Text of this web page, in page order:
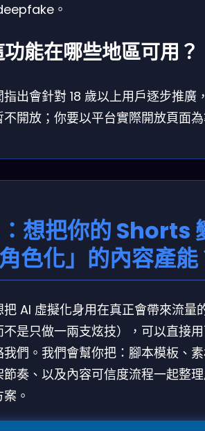
。
能在哪些地區可用？
指出會針對 18 歲以上用戶逐步推廣
不開放；你要以平台實際開放頁面
想把你的 Shorts
色化」的內容產能
把 AI 虛擬化身用在真正會帶來流量
不是只做一兩支炫技），可以直接
我們。我們會幫你把：腳本模板、
節奏、以及內容可信度流程一起整
。